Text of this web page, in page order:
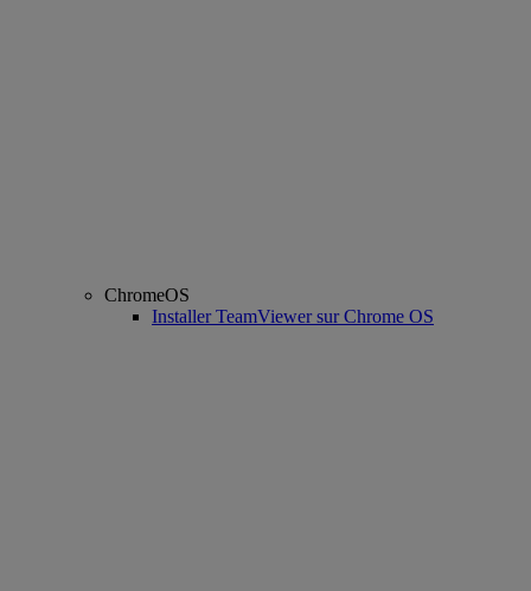
ChromeOS
Installer TeamViewer sur Chrome OS